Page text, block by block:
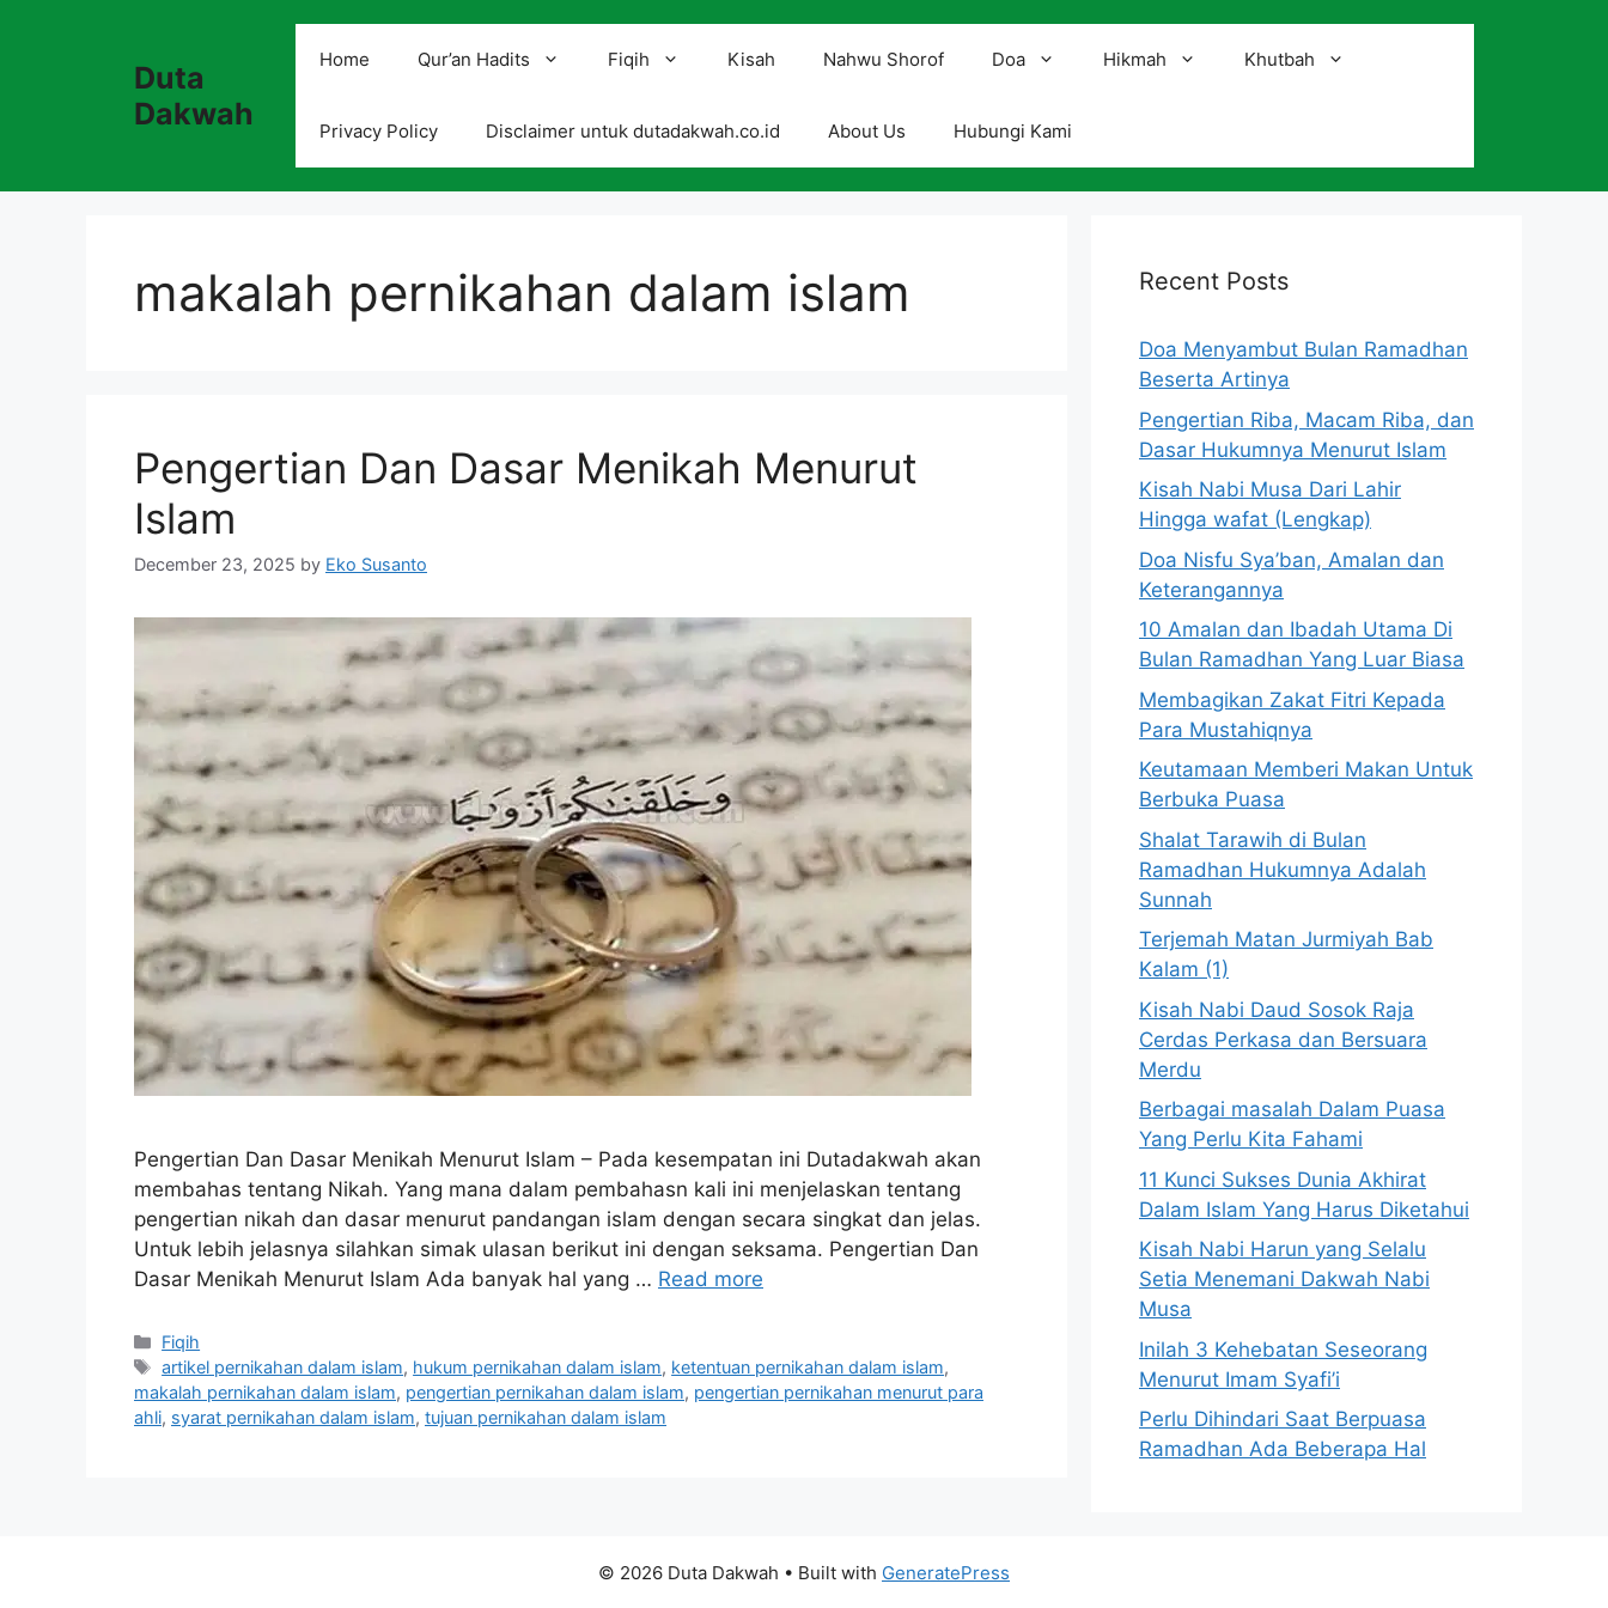
Duta
Dakwah
Home Qur’an Hadits Fiqih Kisah Nahwu Shorof Doa Hikmah Khutbah
Privacy Policy Disclaimer untuk dutadakwah.co.id About Us Hubungi Kami
makalah pernikahan dalam islam
Pengertian Dan Dasar Menikah Menurut
Islam
December 23, 2025 by Eko Susanto
Pengertian Dan Dasar Menikah Menurut Islam – Pada kesempatan ini Dutadakwah akan
membahas tentang Nikah. Yang mana dalam pembahasn kali ini menjelaskan tentang
pengertian nikah dan dasar menurut pandangan islam dengan secara singkat dan jelas.
Untuk lebih jelasnya silahkan simak ulasan berikut ini dengan seksama. Pengertian Dan
Dasar Menikah Menurut Islam Ada banyak hal yang … Read more
Categories
Fiqih
Tags
artikel pernikahan dalam islam, hukum pernikahan dalam islam, ketentuan pernikahan dalam islam,
makalah pernikahan dalam islam, pengertian pernikahan dalam islam, pengertian pernikahan menurut para
ahli, syarat pernikahan dalam islam, tujuan pernikahan dalam islam
Recent Posts
Doa Menyambut Bulan Ramadhan
Beserta Artinya
Pengertian Riba, Macam Riba, dan
Dasar Hukumnya Menurut Islam
Kisah Nabi Musa Dari Lahir
Hingga wafat (Lengkap)
Doa Nisfu Sya’ban, Amalan dan
Keterangannya
10 Amalan dan Ibadah Utama Di
Bulan Ramadhan Yang Luar Biasa
Membagikan Zakat Fitri Kepada
Para Mustahiqnya
Keutamaan Memberi Makan Untuk
Berbuka Puasa
Shalat Tarawih di Bulan
Ramadhan Hukumnya Adalah
Sunnah
Terjemah Matan Jurmiyah Bab
Kalam (1)
Kisah Nabi Daud Sosok Raja
Cerdas Perkasa dan Bersuara
Merdu
Berbagai masalah Dalam Puasa
Yang Perlu Kita Fahami
11 Kunci Sukses Dunia Akhirat
Dalam Islam Yang Harus Diketahui
Kisah Nabi Harun yang Selalu
Setia Menemani Dakwah Nabi
Musa
Inilah 3 Kehebatan Seseorang
Menurut Imam Syafi’i
Perlu Dihindari Saat Berpuasa
Ramadhan Ada Beberapa Hal
© 2026 Duta Dakwah • Built with GeneratePress